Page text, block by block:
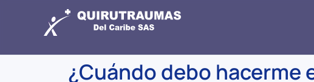
¿Cuándo debo hacerme